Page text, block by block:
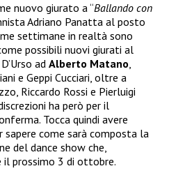
nuovo giurato a “Ballando con
Adriano Panatta al posto
settimane in realtà sono
possibili nuovi giurati al
ad Alberto Matano,
e Geppi Cucciari, oltre a
Riccardo Rossi e Pierluigi
ha però per il
Tocca quindi avere
sapere come sarà composta la
del dance show che,
il prossimo 3 di ottobre.